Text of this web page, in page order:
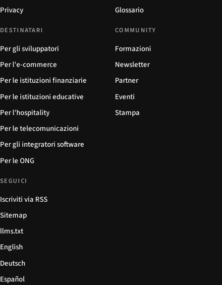
Privacy
Glossario
DESTINATARI
Per gli sviluppatori
Per l'e-commerce
Per le istituzioni finanziarie
Per le istituzioni educative
Per l'hospitality
Per le telecomunicazioni
Per gli integratori software
Per le ONG
COMMUNITY
Formazioni
Newsletter
Partner
Eventi
Stampa
SEGUICI
Iscriviti via RSS
Sitemap
llms.txt
English
Deutsch
Español